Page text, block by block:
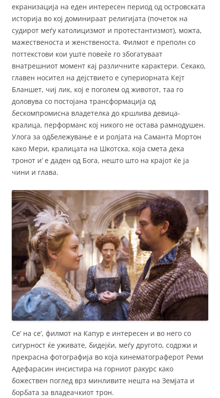
екранизација на еден интересен период од островската
историја во кој доминираат религијата (почеток на
судирот меѓу католицизмот и протестантизмот), можта,
мажественоста и женственоста. Филмот е преполн со
поттекстови кои уште повеќе го збогатуваат
внатрешниот момент кај различните карактери. Секако,
главен носител на дејствието е супериорната Кејт
Бланшет, чиј лик, кој е поголем од животот, таа го
доловува со постојана трансформација од
бескомпромисна владетелка до кршлива девица-
кралица, перформанс кој никого не остава рамнодушен.
Улога за одбележување е и ролјата на Саманта Мортон
како Мери, кралицата на Шкотска, која смета дека
тронот и’ е даден од Бога, нешто што на крајот ќе ја
чини и глава.
Се’ на се’, филмот на Капур е интересен и во него со
сигурност ќе уживате, бидејќи, меѓу другото, содржи и
прекрасна фотографија во која кинематограферот Реми
Адефарасин инсистира на горниот ракурс како
божествен поглед врз минливите нешта на Земјата и
борбата за владеачкиот трон.